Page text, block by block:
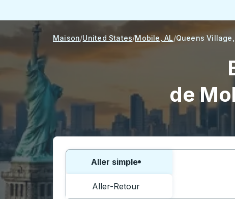
Maison United States Mobile, AL Queens Village,
de
Choisissez un sens ou un aller-retour:
Aller simple
Aller-Retour